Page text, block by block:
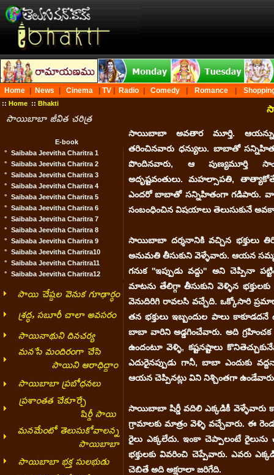
Home News Cinema TV Radio Comedy Romance
:: Home :: Bhakti
E-book
° Saibaba Jeevitha Charitra 1
° Saibaba Jeevitha Charitra 2
° Saibaba Jeevitha Charitra 3
° Saibaba Jeevitha Charitra 4
° Saibaba Jeevitha Charitra 5
° Saibaba Jeevitha Charitra 6
° Saibaba Jeevitha Charitra 7
° Saibaba Jeevitha Charitra 8
° Saibaba Jeevitha Charitra 9
° Saibaba Jeevitha Charitra10
° Saibaba Jeevitha Charitra11
° Saibaba Jeevitha Charitra12
సాయిబాబా అవతార మూర్తి. ఆయన్ను
తరించినవారు ధన్యులు. బాబాతో
పొందినవారు, ఆ పుణ్యమూర్తి
అదృష్టవంతులు. మహల్సాపతి,
ఎందరో బాబాతో సన్నిహితంగా గడిపారు.
సంబంధించిన విషయాలు తెలుసుకునే
సాయిబాబా దర్శనానికి వచ్చిన భక్తులు
అనుమతి తీసుకుని వెళ్ళేవారు. ఆయన
గనుక ''ఇప్పుడు వద్దు'' అని చెప్పినా
మాటను తేలిగ్గా తీసుకుని వెళ్ళిన
వెనుదిరిగి రావలసి వచ్చేది. ఒక్కోసారి
తన భక్తులు ఇబ్బందుల పాలు కాకూడదనే
బాబా వారిని అడ్డగించేవారు. అది
ఉందంటూ వెళ్ళి, కష్టనష్టాలు
ఎదురైనప్పుడు గానీ, బాబా ఎందుకు
ఆయన చెప్పినట్లు విని నిశ్చింతగా
సాయిబాబా షిర్డీ వదిలి ఎక్కడికీ వెళ్ళేవారు
గ్రామాలకు మాత్రం వెళ్ళి వచ్చేవారు. ఈ
రైలు ఎక్కలేదు. ఇంకా చెప్పాలంటే
భక్తులకు వివరించి చెప్పేవారు. ఎవరు
చెబితే అది అక్షరాలా జరిగేది.